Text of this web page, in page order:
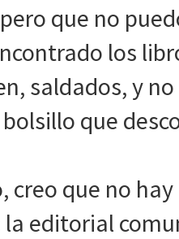
que no
los
saldados, y
que
creo que no
la editorial